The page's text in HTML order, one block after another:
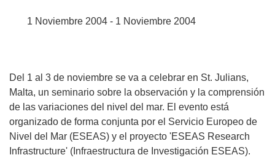
1 Noviembre 2004 - 1 Noviembre 2004
Del 1 al 3 de noviembre se va a celebrar en St. Julians,
Malta, un seminario sobre la observación y la comprensión
de las variaciones del nivel del mar. El evento está
organizado de forma conjunta por el Servicio Europeo de
Nivel del Mar (ESEAS) y el proyecto 'ESEAS Research
Infrastructure' (Infraestructura de Investigación ESEAS).